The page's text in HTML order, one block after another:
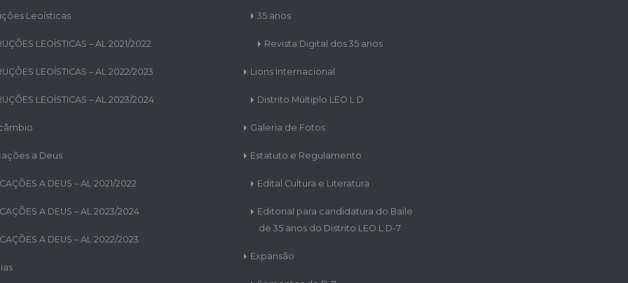
Leoísticas
LEOÍSTICAS – AL 2021/2022
LEOÍSTICAS – AL 2022/2023
LEOÍSTICAS – AL 2023/2024
a Deus
A DEUS – AL 2021/2022
A DEUS – AL 2023/2024
A DEUS – AL 2022/2023
35 anos
Revista Digital dos 35 anos
Lions Internacional
Distrito Múltiplo LEO L D
Galeria de Fotos
Estatuto e Regulamento
Edital Cultura e Literatura
Editorial para candidatura do Baile
de 35 anos do Distrito LEO L D-7
Expansão